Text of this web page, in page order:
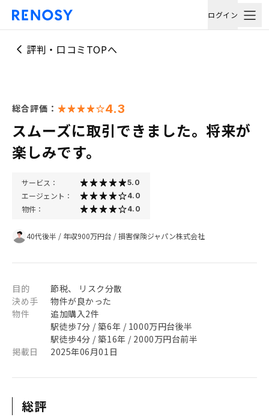
ログイン
評判・口コミTOPへ
総合評価： 4.3
スムーズに取引できました。将来が
楽しみです。
サービス： 5.0
エージェント： 4.0
物件： 4.0
40代後半 / 年収900万円台 /損害保険ジャパン株式会社
目的
節税、 リスク分散
決め手
物件が良かった
物件
追加購入2件
駅徒歩7分 / 築6年 / 1000万円台後半
駅徒歩4分 / 築16年 / 2000万円台前半
掲載日
2025年06月01日
総評